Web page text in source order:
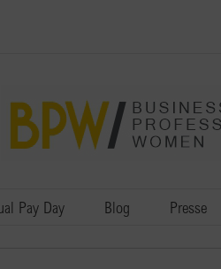
Pay Day Blog Presse